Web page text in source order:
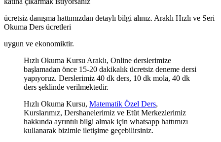
ücretsiz danışma hattımızdan detaylı bilgi alınız. Araklı Hızlı ve Seri
Okuma Ders ücretleri
uygun ve ekonomiktir.
Hızlı Okuma Kursu Araklı, Online derslerimize
başlamadan önce 15-20 dakikalık ücretsiz deneme dersi
yapıyoruz. Derslerimiz 40 dk ders, 10 dk mola, 40 dk
ders şeklinde verilmektedir.
Hızlı Okuma Kursu, Matematik Özel Ders,
Kurslarımız, Dershanelerimiz ve Etüt Merkezlerimiz
hakkında ayrıntılı bilgi almak için whatsapp hattımızı
kullanarak bizimle iletişime geçebilirsiniz.